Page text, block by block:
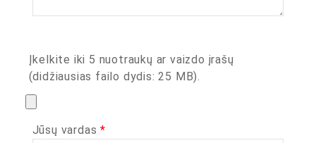
Įkelkite iki 5 nuotraukų ar vaizdo įrašų
(didžiausias failo dydis: 25 MB).
Jūsų vardas*